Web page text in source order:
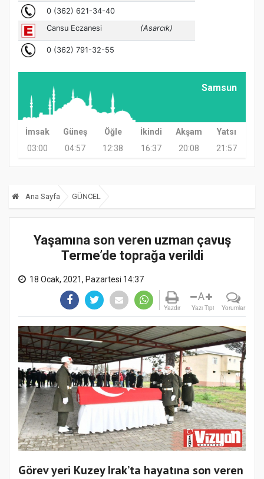
Samsun
İmsak Güneş Öğle İkindi Akşam
Yatsı
03:00
04:57 12:38 16:37 20:08 21:57
Ana Sayfa GÜNCEL
Yaşamına son veren uzman çavuş
Terme’de toprağa verildi
18 Ocak, 2021, Pazartesi 14:37
Yazdır
A
Yazı Tipi Yorumlar
Görev yeri Kuzey Irak’ta hayatına son veren